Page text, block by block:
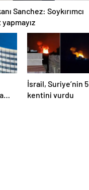
Sanchez: Soykırımcı
İsrail, Suriye’nin 5
kentini vurdu